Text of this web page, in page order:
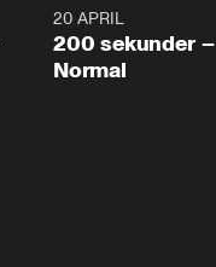
4:2320 APRIL
200 sekunder –
Normal